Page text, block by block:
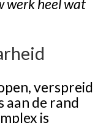
werk heel wat
verspreid
aan de rand
is